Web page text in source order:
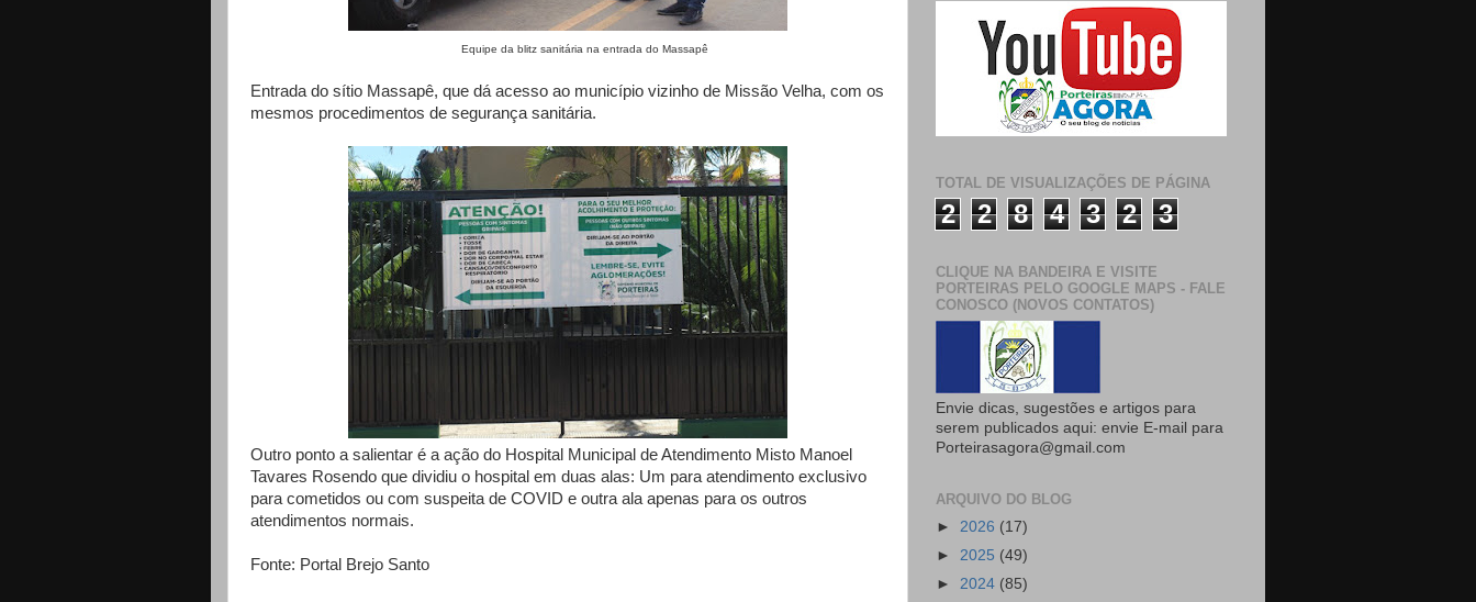
Equipe da blitz sanitária na entrada do Massapê
Entrada do sítio Massapê, que dá acesso ao município vizinho de Missão Velha, com os
mesmos procedimentos de segurança sanitária.
Outro ponto a salientar é a ação do Hospital Municipal de Atendimento Misto Manoel
Tavares Rosendo que dividiu o hospital em duas alas: Um para atendimento exclusivo
para cometidos ou com suspeita de COVID e outra ala apenas para os outros
atendimentos normais.
Fonte: Portal Brejo Santo
TOTAL DE VISUALIZAÇÕES DE PÁGINA
2 2 8 4 3 2 3
CLIQUE NA BANDEIRA E VISITE
PORTEIRAS PELO GOOGLE MAPS - FALE
CONOSCO (NOVOS CONTATOS)
Envie dicas, sugestões e artigos para
serem publicados aqui: envie E-mail para
Porteirasagora@gmail.com
ARQUIVO DO BLOG
► 2026 (17)
► 2025 (49)
► 2024 (85)